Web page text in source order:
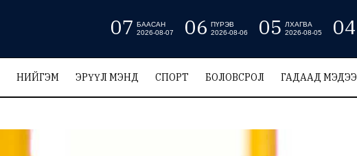
07 БААСАН
2026-08-07
06 ПҮРЭВ
2026-08-06
05
ЛХАГВА
2026-08-05
04
НИЙГЭМ ЭРҮҮЛ МЭНД СПОРТ БОЛОВСРОЛ ГАДААД МЭДЭЭ